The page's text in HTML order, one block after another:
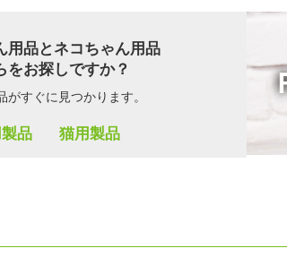
用品とネコちゃん用品
をお探しですか？
がすぐに見つかります。
品 猫用製品